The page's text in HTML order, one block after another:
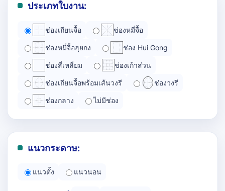
ประเภทใบงาน:
ช่องเถียนจื้อ ช่องหมี่จื้อ
ช่องหมี่จื้อฮุยกง ช่อง Hui Gong
ช่องสี่เหลี่ยม ช่องเก้าส่วน
ช่องเถียนจื้อพร้อมเส้นวงรี ช่องวงรี
ช่องกลาง ไม่มีช่อง
แนวกระดาษ:
แนวตั้ง แนวนอน